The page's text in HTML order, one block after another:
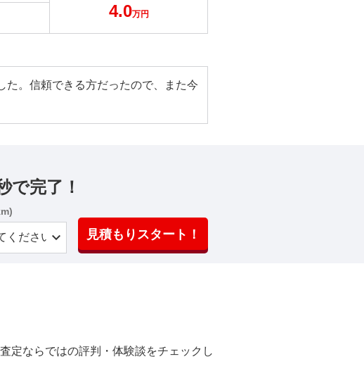
4.0万円
た。信頼できる方だったので、また今
で完了！
見積もりスタート！
定ならではの評判・体験談をチェックし